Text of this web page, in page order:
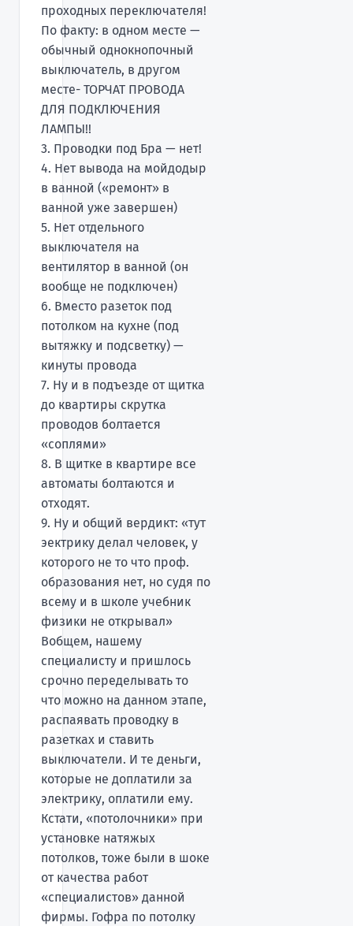
проходных переключателя!
По факту: в одном месте —
обычный однокнопочный
выключатель, в другом
месте- ТОРЧАТ ПРОВОДА
ДЛЯ ПОДКЛЮЧЕНИЯ
ЛАМПЫ!!
3. Проводки под Бра — нет!
4. Нет вывода на мойдодыр
в ванной («ремонт» в
ванной уже завершен)
5. Нет отдельного
выключателя на
вентилятор в ванной (он
вообще не подключен)
6. Вместо разеток под
потолком на кухне (под
вытяжку и подсветку) —
кинуты провода
7. Ну и в подъезде от щитка
до квартиры скрутка
проводов болтается
«соплями»
8. В щитке в квартире все
автоматы болтаются и
отходят.
9. Ну и общий вердикт: «тут
эектрику делал человек, у
которого не то что проф.
образования нет, но судя по
всему и в школе учебник
физики не открывал»
Вобщем, нашему
специалисту и пришлось
срочно переделывать то
что можно на данном этапе,
распаявать проводку в
разетках и ставить
выключатели. И те деньги,
которые не доплатили за
электрику, оплатили ему.
Кстати, «потолочники» при
установке натяжых
потолков, тоже были в шоке
от качества работ
«специалистов» данной
фирмы. Гофра по потолку